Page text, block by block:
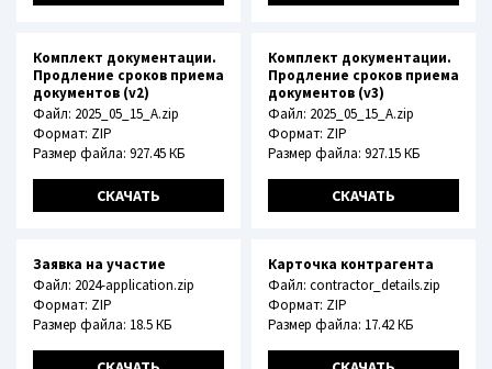
Комплект документации.
Продление сроков приема
документов (v2)
Файл: 2025_05_15_A.zip
Формат: ZIP
Размер файла: 927.45 КБ
СКАЧАТЬ
Комплект документации.
Продление сроков приема
документов (v3)
Файл: 2025_05_15_A.zip
Формат: ZIP
Размер файла: 927.15 КБ
СКАЧАТЬ
Заявка на участие
Файл: 2024-application.zip
Формат: ZIP
Размер файла: 18.5 КБ
Карточка контрагента
Файл: contractor_details.zip
Формат: ZIP
Размер файла: 17.42 КБ